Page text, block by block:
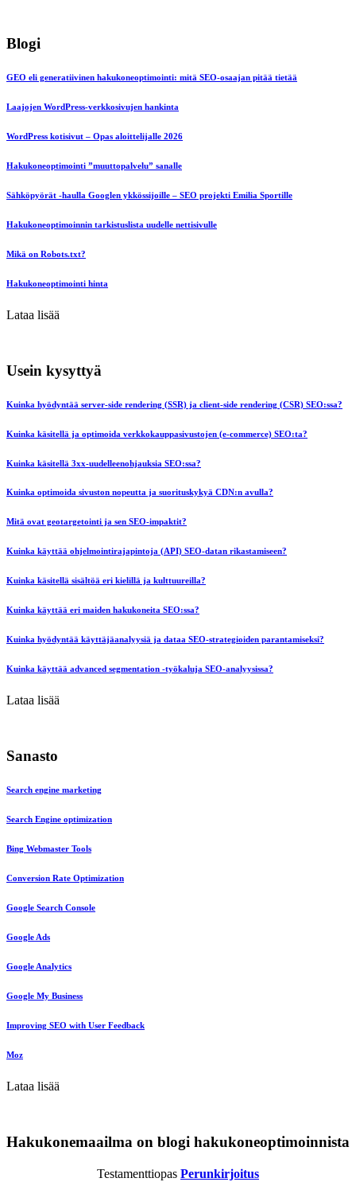
Blogi
GEO eli generatiivinen hakukoneoptimointi: mitä SEO-osaajan pitää tietää
Laajojen WordPress-verkkosivujen hankinta
WordPress kotisivut – Opas aloittelijalle 2026
Hakukoneoptimointi ”muuttopalvelu” sanalle
Sähköpyörät -haulla Googlen ykkössijoille – SEO projekti Emilia Sportille
Hakukoneoptimoinnin tarkistuslista uudelle nettisivulle
Mikä on Robots.txt?
Hakukoneoptimointi hinta
Lataa lisää
Usein kysyttyä
Kuinka hyödyntää server-side rendering (SSR) ja client-side rendering (CSR) SEO:ssa?
Kuinka käsitellä ja optimoida verkkokauppasivustojen (e-commerce) SEO:ta?
Kuinka käsitellä 3xx-uudelleenohjauksia SEO:ssa?
Kuinka optimoida sivuston nopeutta ja suorituskykyä CDN:n avulla?
Mitä ovat geotargetointi ja sen SEO-impaktit?
Kuinka käyttää ohjelmointirajapintoja (API) SEO-datan rikastamiseen?
Kuinka käsitellä sisältöä eri kielillä ja kulttuureilla?
Kuinka käyttää eri maiden hakukoneita SEO:ssa?
Kuinka hyödyntää käyttäjäanalyysiä ja dataa SEO-strategioiden parantamiseksi?
Kuinka käyttää advanced segmentation -työkaluja SEO-analyysissa?
Lataa lisää
Sanasto
Search engine marketing
Search Engine optimization
Bing Webmaster Tools
Conversion Rate Optimization
Google Search Console
Google Ads
Google Analytics
Google My Business
Improving SEO with User Feedback
Moz
Lataa lisää
Hakukonemaailma on blogi hakukoneoptimoinnista
Testamenttiopas Perunkirjoitus